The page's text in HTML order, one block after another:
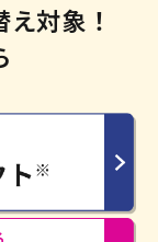
対象！